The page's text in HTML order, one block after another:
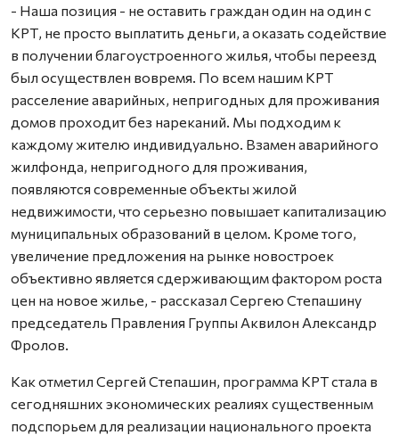
- Наша позиция - не оставить граждан один на один с
КРТ, не просто выплатить деньги, а оказать содействие
в получении благоустроенного жилья, чтобы переезд
был осуществлен вовремя. По всем нашим КРТ
расселение аварийных, непригодных для проживания
домов проходит без нареканий. Мы подходим к
каждому жителю индивидуально. Взамен аварийного
жилфонда, непригодного для проживания,
появляются современные объекты жилой
недвижимости, что серьезно повышает капитализацию
муниципальных образований в целом. Кроме того,
увеличение предложения на рынке новостроек
объективно является сдерживающим фактором роста
цен на новое жилье, - рассказал Сергею Степашину
председатель Правления Группы Аквилон Александр
Фролов.
Как отметил Сергей Степашин, программа КРТ стала в
сегодняшних экономических реалиях существенным
подспорьем для реализации национального проекта